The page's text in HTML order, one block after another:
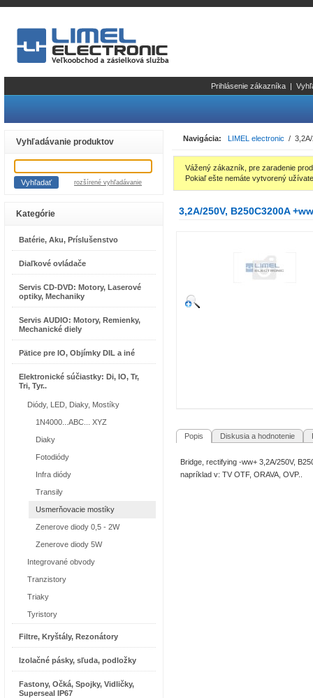
Prihlásenie zákazníka |
Vyhľadávanie produktov
rozšírené vyhľadávanie
Kategórie
Batérie, Aku, Príslušenstvo
Diaľkové ovládače
Servis CD-DVD: Motory, Laserové
optiky, Mechaniky
Servis AUDIO: Motory, Remienky,
Mechanické diely
Pätice pre IO, Objímky DIL a iné
Elektronické súčiastky: Di, IO, Tr,
Tri, Tyr..
Diódy, LED, Diaky, Mostíky
1N4000...ABC... XYZ
Diaky
Fotodiódy
Infra diódy
Transily
Usmerňovacie mostíky
Zenerove diody 0,5 - 2W
Zenerove diody 5W
Integrované obvody
Tranzistory
Triaky
Tyristory
Filtre, Kryštály, Rezonátory
Izolačné pásky, sľuda, podložky
Fastony, Očká, Spojky, Vidličky,
Superseal IP67
Navigácia: LIMEL electronic / 3,2A/
Vážený zákazník, pre zaradenie
Pokiaľ ešte nemáte vytvorený
3,2A/250V, B250C3200A
Popis Diskusia a hodnotenie
Bridge, rectifying -ww+ 3,2A/250V,
napríklad v: TV OTF, ORAVA, OVP..